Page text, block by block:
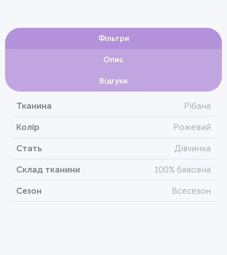
Фільтри
Опис
Відгуки
Тканина Рібана
Колір Рожевий
Стать Дівчинка
Склад тканини 100% бавовна
Сезон Всесезон